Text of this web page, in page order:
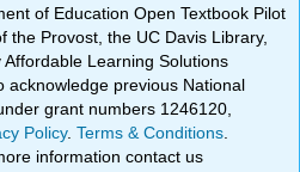
of Education Open Textbook Pilot
the Provost, the UC Davis Library,
Learning Solutions
acknowledge previous National
grant numbers 1246120,
Policy.Terms & Conditions
information contact us